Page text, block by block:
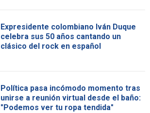
Expresidente colombiano Iván Duque
celebra sus 50 años cantando un
clásico del rock en español
Política pasa incómodo momento tras
unirse a reunión virtual desde el baño:
"Podemos ver tu ropa tendida"